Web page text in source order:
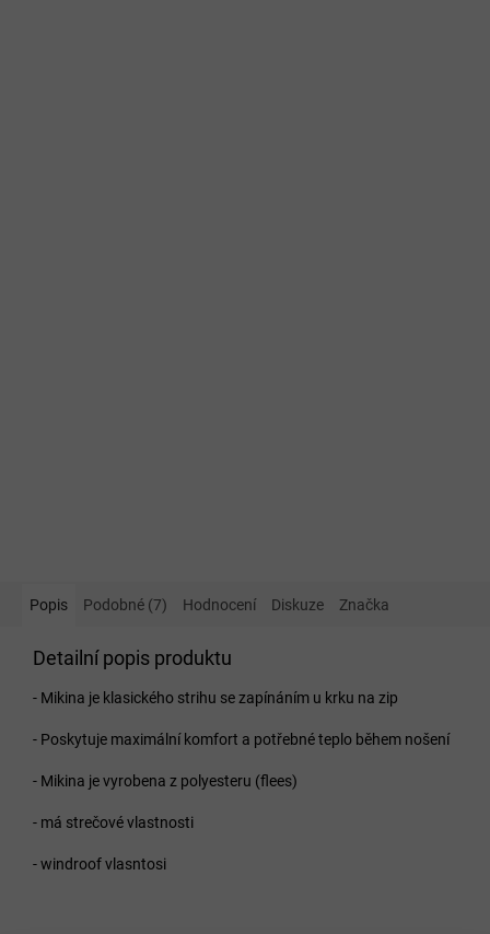
Popis Podobné (7) Hodnocení Diskuze Značka
Detailní popis produktu
- Mikina je klasického strihu se zapínáním u krku na zip
- Poskytuje maximální komfort a potřebné teplo během nošení
- Mikina je vyrobena z polyesteru (flees)
- má strečové vlastnosti
- windroof vlasntosi